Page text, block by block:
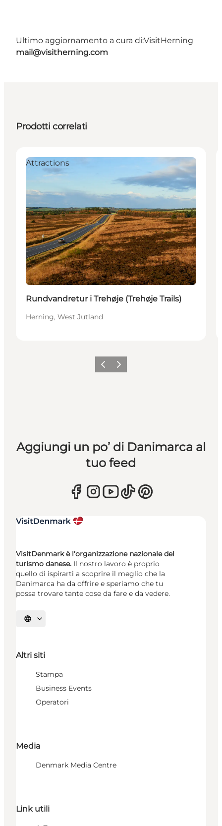
Ultimo aggiornamento a cura di:VisitHerning
mail@visitherning.com
Prodotti correlati
Attractions
Rundvandretur i Trehøje (Trehøje Trails)
Herning, West Jutland
Precedente
Avanti
Aggiungi un po’ di Danimarca al
tuo feed
VisitDenmark è l’organizzazione nazionale del
turismo danese. Il nostro lavoro è proprio
quello di ispirarti a scoprire il meglio che la
Danimarca ha da offrire e speriamo che tu
possa trovare tante cose da fare e da vedere.
Seleziona la lingua
Altri siti
Stampa
Business Events
Operatori
Media
Denmark Media Centre
Link utili